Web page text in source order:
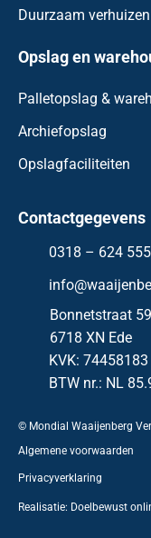
Duurzaam verhuizen
Opslag en
Palletopslag &
Archiefopslag
Opslagfaciliteiten
Contactgegevens
0318 – 624 555
Bonnetstraat 59
6718 XN Ede
KVK: 74458183
BTW nr.: NL
© Mondial Waaijenberg
Algemene voorwaarden
Privacyverklaring
Realisatie: Doelbewust